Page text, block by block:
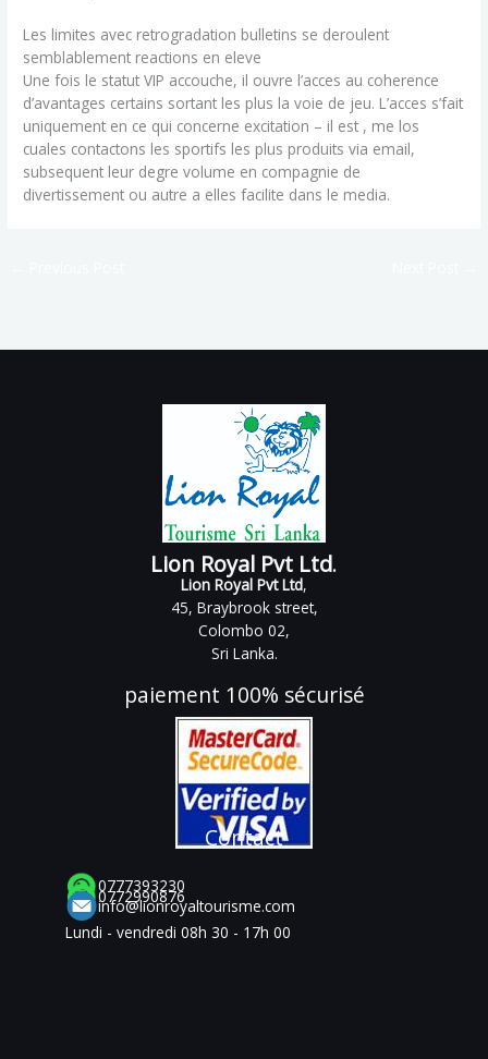
Les limites avec retrogradation bulletins se deroulent
semblablement reactions en eleve
Une fois le statut VIP accouche, il ouvre l’acces au coherence
d’avantages certains sortant les plus la voie de jeu. L’acces s’fait
uniquement en ce qui concerne excitation – il est , me los
cuales contactons les sportifs les plus produits via email,
subsequent leur degre volume en compagnie de
divertissement ou autre a elles facilite dans le media.
Lion Royal Pvt Ltd.
Lion Royal Pvt Ltd,
45, Braybrook street,
Colombo 02,
Sri Lanka.
paiement 100% sécurisé
Contact
0777393230
0772990876
info@lionroyaltourisme.com
Lundi - vendredi 08h 30 - 17h 00